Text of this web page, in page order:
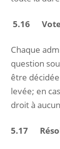
5.16
Chaque
question
être
levée; en
droit à
5.17